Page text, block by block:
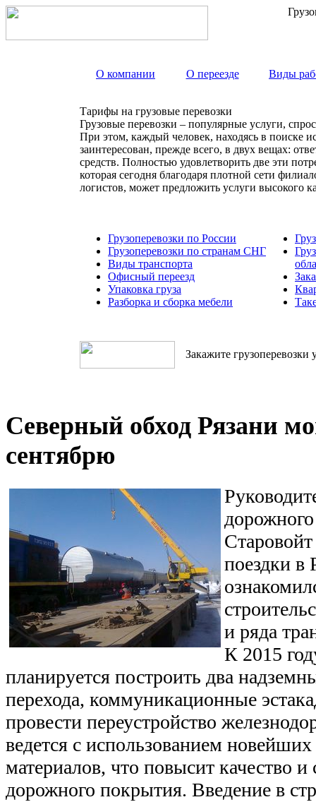
О компании О переезде Виды
Тарифы на грузовые перевозки
Грузовые перевозки – популярные услуги,
При этом, каждый человек, находясь в поиске
заинтересован, прежде всего, в двух вещах:
средств. Полностью удовлетворить две эти
которая сегодня благодаря плотной сети
логистов, может предложить услуги высокого
Грузоперевозки по России
Грузоперевозки по странам СНГ
Виды транспорта
Офисный переезд
Упаковка груза
Разборка и сборка мебели
Закажите грузоперевозки
Северный обход Рязани
сентябрю
поездки в
и ряда
К 2015
планируется построить два
перехода, коммуникационные
провести переустройство
ведется с использованием
материалов, что повысит качество и
дорожного покрытия. Введение в